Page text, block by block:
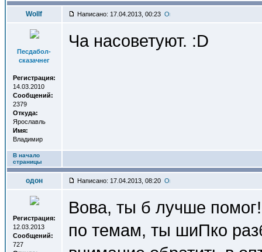
Wollf Написано: 17.04.2013, 00:23
Песдабол-
сказачнег
Регистрация:
14.03.2010
Сообщений:
2379
Откуда:
Ярославль
Имя:
Владимир
Ча насоветуют. :D
В начало
страницы
одон Написано: 17.04.2013, 08:20
Регистрация:
12.03.2013
Сообщений:
727
Вова, ты б лучше
по темам, ты шиПко